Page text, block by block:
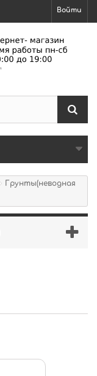
Войти
Грунты(неводная